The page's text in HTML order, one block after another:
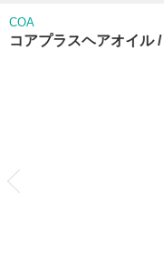
COA
コアプラスヘアオイル /